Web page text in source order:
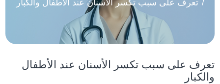
تعرف على سبب تكسر الأسنان عند الأطفال والكبار
تعرف على سبب تكسر الأسنان عند الأطفال
والكبار